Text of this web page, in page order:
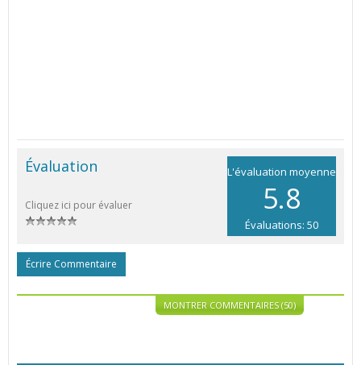
L'évaluation moyenne
5.8
Évaluations: 50
Évaluation
Cliquez ici pour évaluer
Écrire Commentaire
MONTRER COMMENTAIRES (50)